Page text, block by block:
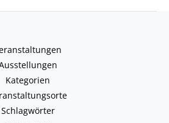
Kategorien
Schlagwörter